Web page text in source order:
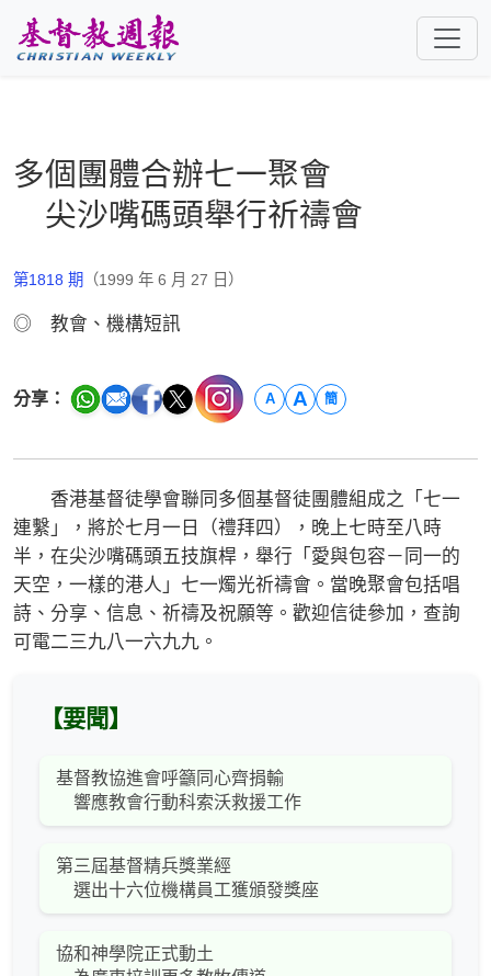
多個團體合辦七一聚會
尖沙嘴碼頭舉行祈禱會
第1818 期 （1999 年 6 月 27 日）
◎ 教會、機構短訊
分享： A A 簡
香港基督徒學會聯同多個基督徒團體組成之「七一
連繫」，將於七月一日（禮拜四），晚上七時至八時
半，在尖沙嘴碼頭五技旗桿，舉行「愛與包容－同一的
天空，一樣的港人」七一燭光祈禱會。當晚聚會包括唱
詩、分享、信息、祈禱及祝願等。歡迎信徒參加，查詢
可電二三九八一六九九。
【要聞】
基督教協進會呼籲同心齊捐輸
響應教會行動科索沃救援工作
第三屆基督精兵獎業經
選出十六位機構員工獲頒發獎座
協和神學院正式動土